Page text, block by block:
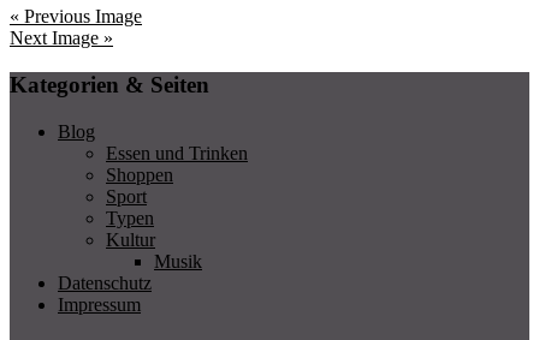
« Previous Image
Next Image »
Kategorien & Seiten
Blog
Essen und Trinken
Shoppen
Sport
Typen
Kultur
Musik
Datenschutz
Impressum